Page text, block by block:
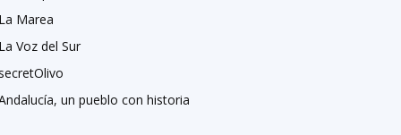
Marea
Voz del Sur
un pueblo con historia